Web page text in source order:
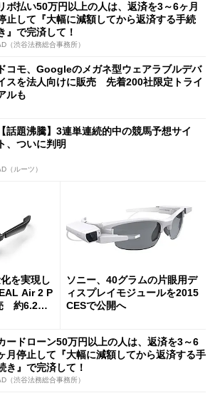
ボ払い50万円以上の人は、返済を3～6ヶ月
止して『大幅に減額してから返済する手続
』で完済して！
（渋谷法務総合事務所）
ドコモ、Googleのメガネ型ウェアラブルデバ
スを法人向けに販売 先着200社限定トライ
ルも
【話題沸騰】3連単連続的中の競馬予想サイ
ト、ついに判明
（ルーツ）
を実現し
Air 2 P
約6.2万
ソニー、40グラムの片眼用デ
ィスプレイモジュールを2015
CESで公開へ
ードローン50万円以上の人は、返済を3～6
月停止して『大幅に減額してから返済する手
き』で完済して！
（渋谷法務総合事務所）